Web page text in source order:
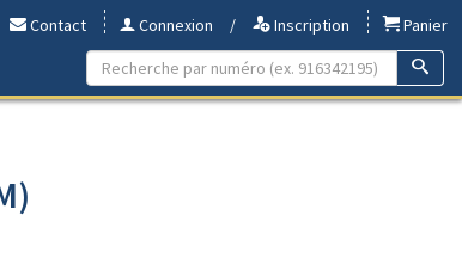
Contact Connexion / Inscription
Panier